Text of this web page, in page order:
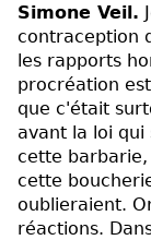
Simone Veil.
contraception
les rapports
procréation
que c'était
avant la loi qui
cette
cette
oublieraient.
réactions.